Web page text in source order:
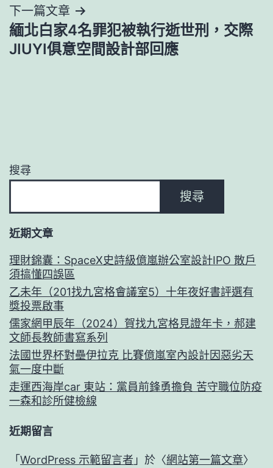
覽
下一篇文章
緬北白家4名罪犯被執行逝世刑，交際
JIUYI俱意空間設計部回應
搜尋
搜尋
近期文章
理財錦囊：SpaceX史詩級億嵐辦公室設計IPO 散戶
須搞懂四誤區
乙未年（201找九宮格會議室5）十年夜好書評選有
獎投票啟事
儒家網甲辰年（2024）賀找九宮格見證年卡，郝建
文師長教師書寫系列
法國世界杯對壘伊拉克 比賽億嵐室內設計因惡劣天
氣一度中斷
走運西海岸car 東站：黨員前鋒勇擔負 苦守職位防疫
一森和診所健檢線
近期留言
「 WordPress 示範留言者 」於〈網站第一篇文章〉